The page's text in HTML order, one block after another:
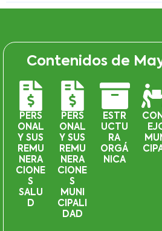
Contenidos de
PERS
ONAL
Y SUS
REMU
NERA
CIONE
S
SALU
D
PERS
ONAL
Y SUS
REMU
NERA
CIONE
S
MUNI
CIPALI
DAD
ESTR
UCTU
RA
ORGÁ
NICA